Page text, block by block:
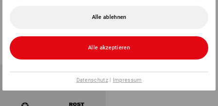
ab 11,31 €
(m. MwSt.)
Senkkopf VG, vz
(m. MwSt.) ab 10 Pack
Alle ablehnen
Alle akzeptieren
Datenschutz| Impressum